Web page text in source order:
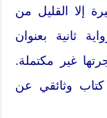
إلا القليل من
ثانية بعنوان
غير مكتملة.
وثائقي عن